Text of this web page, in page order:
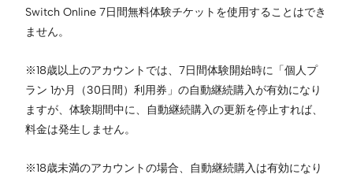
Switch Online 7日間無料体験チケットを使用することはでき
ません。
※18歳以上のアカウントでは、7日間体験開始時に「個人プ
ラン 1か月（30日間）利用券」の自動継続購入が有効になり
ますが、体験期間中に、自動継続購入の更新を停止すれば、
料金は発生しません。
※18歳未満のアカウントの場合、自動継続購入は有効になり